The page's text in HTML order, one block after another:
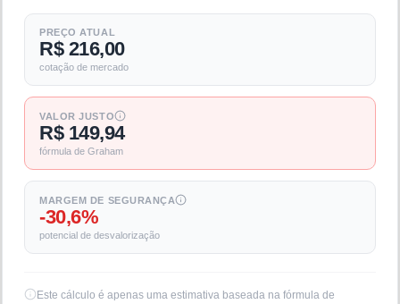
PREÇO ATUAL
R$ 216,00
cotação de mercado
VALOR JUSTO
R$ 149,94
fórmula de Graham
MARGEM DE SEGURANÇA
-30,6%
potencial de desvalorização
Este cálculo é apenas uma estimativa baseada na fórmula de